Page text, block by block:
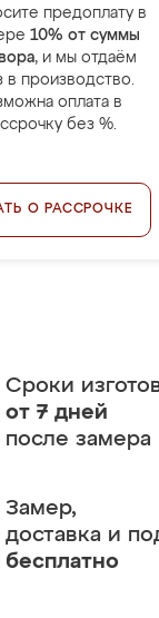
предоплату в
10% от суммы
, и мы отдаём
в производство.
оплата в
без %.
О РАССРОЧКЕ
Сроки
от 7 дней
после замера
Замер,
доставка и
бесплатно